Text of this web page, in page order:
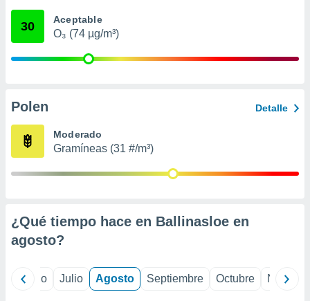
mediante
publicidad
de
30 Aceptable
O₃ (74 µg/m³)
Polen Detalle
Moderado
Gramíneas (31 #/m³)
¿Qué tiempo hace en Ballinasloe en
agosto?
Junio Julio Agosto Septiembre Octubre